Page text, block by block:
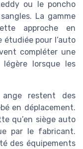
ou le poncho
La gamme
approche en
pour l’auto
compléter une
lorsque les
restent des
en déplacement.
qu’en siège auto
par le fabricant.
des équipements